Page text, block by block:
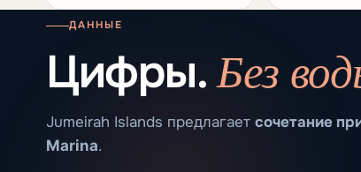
ДАННЫЕ
Цифры.Без
Jumeirah Islands предлагает сочетание
Marina.